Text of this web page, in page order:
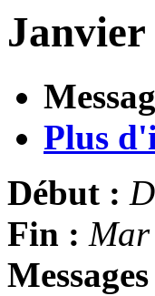
Janvier
Plus
Début :
Fin : Mar